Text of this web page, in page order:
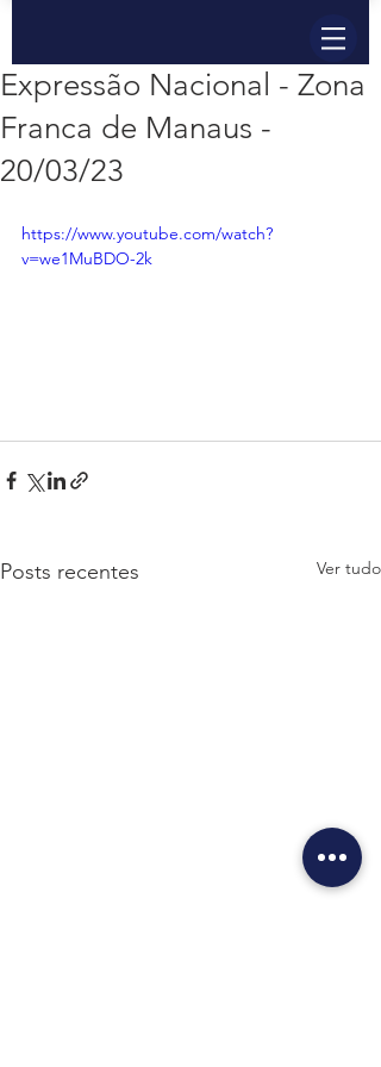
Expressão Nacional - Zona
Franca de Manaus -
20/03/23
https://www.youtube.com/watch?
v=we1MuBDO-2k
Posts recentes Ver tudo